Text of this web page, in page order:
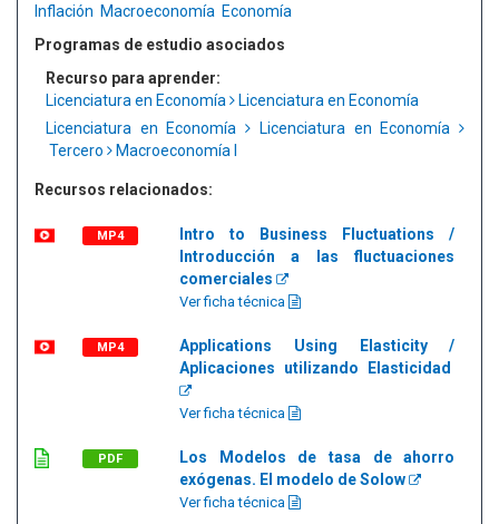
Inflación Macroeconomía Economía
Programas de estudio asociados
Recurso para aprender:
Licenciatura en Economía
Licenciatura en Economía
Licenciatura en Economía
Licenciatura en Economía
Tercero
Macroeconomía I
Recursos relacionados:
MP4
Intro to Business Fluctuations /
Introducción a las fluctuaciones
comerciales
Ver ficha técnica
MP4
Applications Using Elasticity /
Aplicaciones utilizando Elasticidad
Ver ficha técnica
PDF
Los Modelos de tasa de ahorro
exógenas. El modelo de Solow
Ver ficha técnica